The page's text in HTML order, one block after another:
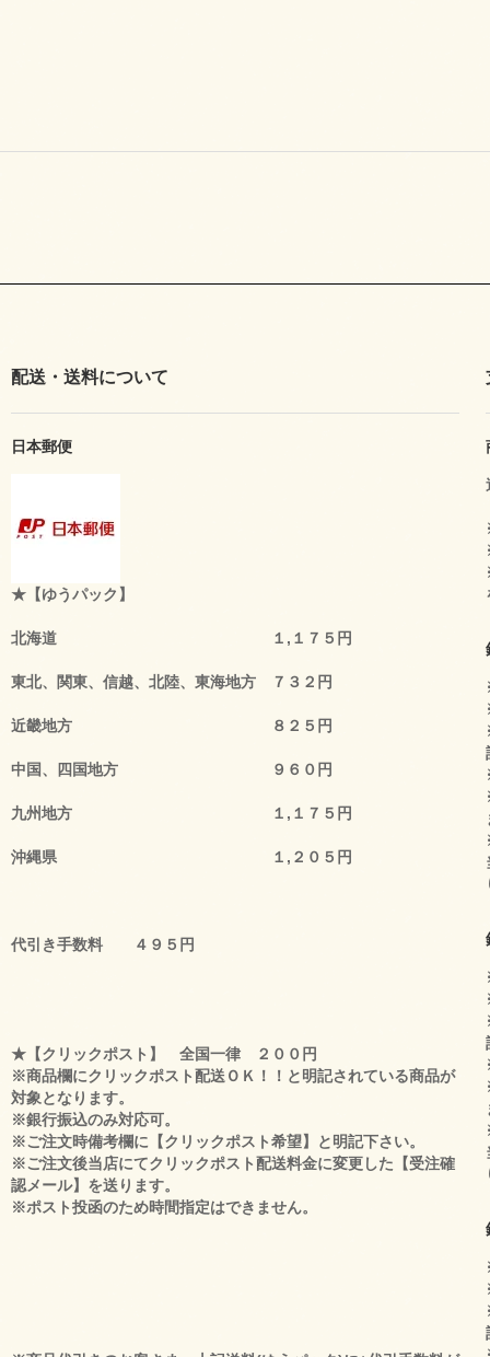
配送・送料について
日本郵便
★【ゆうパック】
北海道 １,１７５円
東北、関東、信越、北陸、東海地方 ７３２円
近畿地方 ８２５円
中国、四国地方 ９６０円
九州地方 １,１７５円
沖縄県 １,２０５円
代引き手数料 ４９５円
★【クリックポスト】 全国一律 ２００円
※商品欄にクリックポスト配送ＯＫ！！と明記されている商品が
対象となります。
※銀行振込のみ対応可。
※ご注文時備考欄に【クリックポスト希望】と明記下さい。
※ご注文後当店にてクリックポスト配送料金に変更した【受注確
認メール】を送ります。
※ポスト投函のため時間指定はできません。